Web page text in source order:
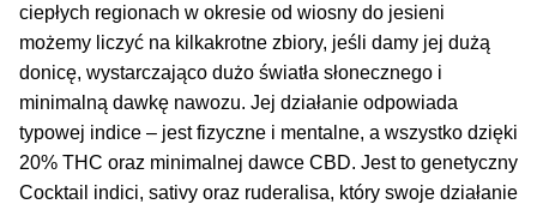
Kontakt
ciepłych regionach w okresie od wiosny do jesieni
możemy liczyć na kilkakrotne zbiory, jeśli damy jej dużą
donicę, wystarczająco dużo światła słonecznego i
minimalną dawkę nawozu. Jej działanie odpowiada
typowej indice – jest fizyczne i mentalne, a wszystko dzięki
20% THC oraz minimalnej dawce CBD. Jest to genetyczny
Cocktail indici, sativy oraz ruderalisa, który swoje działanie